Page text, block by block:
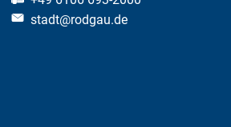
stadt@rodgau.de